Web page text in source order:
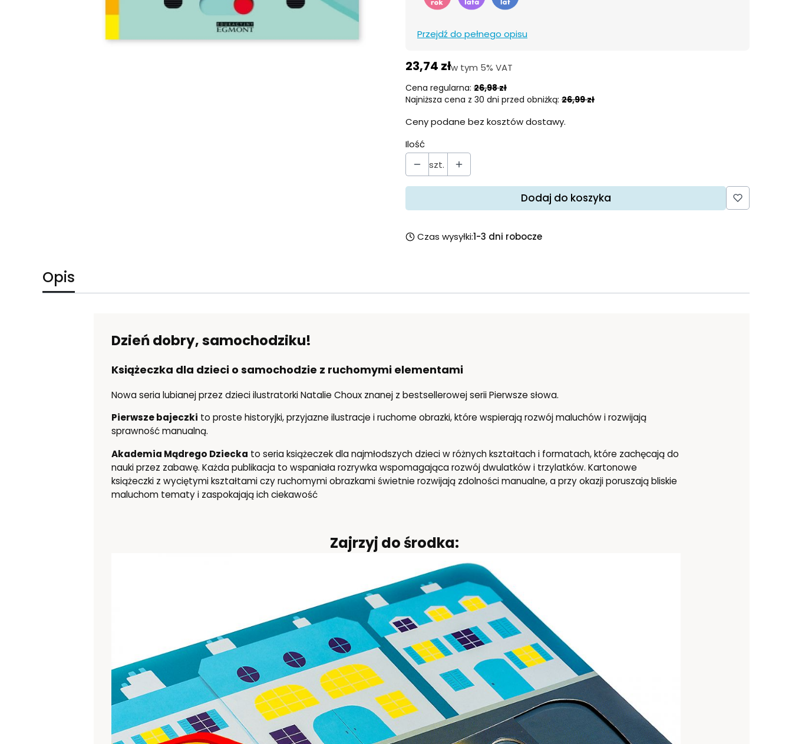
Przejdź do pełnego opisu
23,74 złw tym 5% VAT
w tym 5% VAT
Cena regularna: 26,98 zł
Najniższa cena z 30 dni przed obniżką: 26,99 zł
Ceny podane bez kosztów dostawy.
Ilość
szt.
Dodaj do koszyka
Czas wysyłki:1-3 dni robocze
Opis
Dzień dobry, samochodziku!
Książeczka dla dzieci o samochodzie z ruchomymi elementami
Nowa seria lubianej przez dzieci ilustratorki Natalie Choux znanej z bestsellerowej serii Pierwsze słowa.
Pierwsze bajeczki to proste historyjki, przyjazne ilustracje i ruchome obrazki, które wspierają rozwój maluchów i rozwijają
sprawność manualną.
Akademia Mądrego Dziecka to seria książeczek dla najmłodszych dzieci w różnych kształtach i formatach, które zachęcają do
nauki przez zabawę. Każda publikacja to wspaniała rozrywka wspomagająca rozwój dwulatków i trzylatków. Kartonowe
książeczki z wyciętymi kształtami czy ruchomymi obrazkami świetnie rozwijają zdolności manualne, a przy okazji poruszają bliskie
maluchom tematy i zaspokajają ich ciekawość
Zajrzyj do środka: